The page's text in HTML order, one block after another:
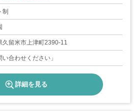
制
久留米市上津町2390-11
い合わせください」
詳細を見る